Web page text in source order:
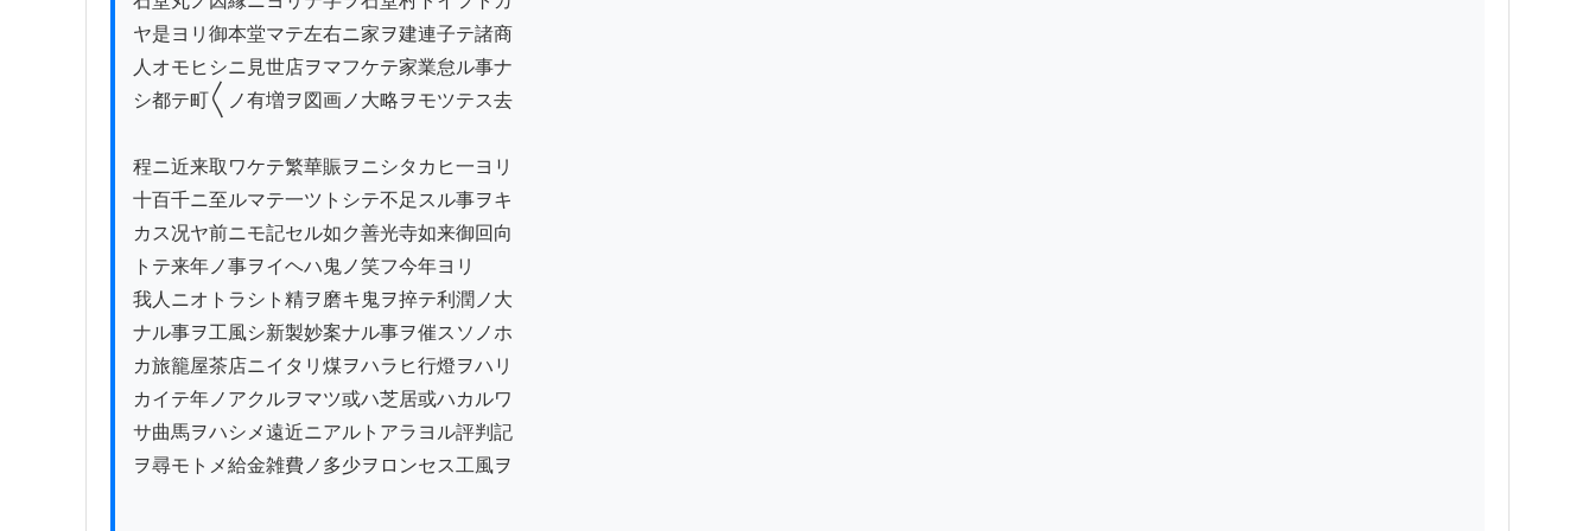
ヤ是ヨリ御本堂マテ左右ニ家ヲ建連子テ諸商
人オモヒシニ見世店ヲマフケテ家業怠ル事ナ
シ都テ町〱ノ有増ヲ図画ノ大略ヲモツテス去
程ニ近来取ワケテ繁華賑ヲニシタカヒ一ヨリ
十百千ニ至ルマテ一ツトシテ不足スル事ヲキ
カス况ヤ前ニモ記セル如ク善光寺如来御回向
トテ来年ノ事ヲイヘハ鬼ノ笑フ今年ヨリ
我人ニオトラシト精ヲ磨キ鬼ヲ捽テ利潤ノ大
ナル事ヲ工風シ新製妙案ナル事ヲ催スソノホ
カ旅籠屋茶店ニイタリ煤ヲハラヒ行燈ヲハリ
カイテ年ノアクルヲマツ或ハ芝居或ハカルワ
サ曲馬ヲハシメ遠近ニアルトアラヨル評判記
ヲ尋モトメ給金雑費ノ多少ヲロンセス工風ヲ